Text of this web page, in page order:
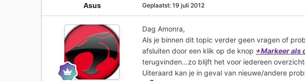
Asus Geplaatst:19 juli 2012
Dag Amonra,
Als je binnen dit topic verder geen vragen of
afsluiten door een klik op de knop +Markeer als
terugvinden…zo blijft het voor iedereen
Uiteraard kan je in geval van nieuwe/andere